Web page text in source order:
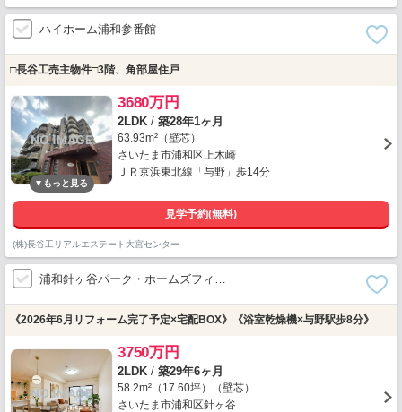
ハイホーム浦和参番館
□長谷工売主物件□3階、角部屋住戸
3680万円
2LDK / 築28年1ヶ月
63.93m²（壁芯）
さいたま市浦和区上木崎
ＪＲ京浜東北線「与野」歩14分
見学予約(無料)
(株)長谷工リアルエステート大宮センター
浦和針ヶ谷パーク・ホームズフィ…
《2026年6月リフォーム完了予定×宅配BOX》《浴室乾燥機×与野駅歩8分》
3750万円
2LDK / 築29年6ヶ月
58.2m²（17.60坪）（壁芯）
さいたま市浦和区針ヶ谷